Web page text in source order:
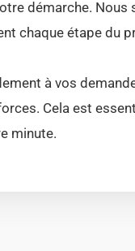
démarche. Nous
chaque étape du
à vos
Cela est
minute.